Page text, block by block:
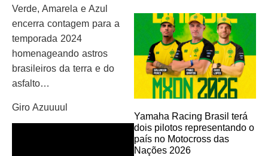
Verde, Amarela e Azul
encerra contagem para a
temporada 2024
homenageando astros
brasileiros da terra e do
asfalto…
Giro Azuuuul
Yamaha Racing Brasil terá
dois pilotos representando o
país no Motocross das
Nações 2026